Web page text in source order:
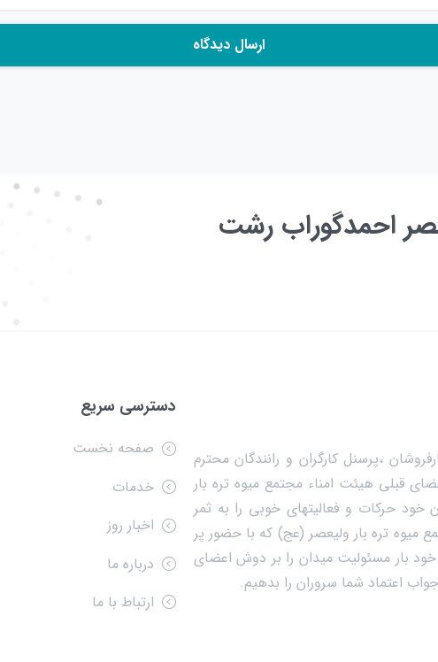
احمدگوراب رشت
،پرسنل کارگران و رانندگان محترم
قبلی هیئت امناء مجتمع میوه تره بار
حرکات و فعالیتهای خوبی را به ثمر
میوه تره بار ولیعصر (عج) که با حضور پر
با آراء تعیین کننده خود بار مسئولیت میدان را بر دوش اعضای
جواب اعتماد شما سروران را بدهیم.
دسترسی سریع
صفحه نخست
خدمات
اخبار روز
درباره ما
ارتباط با ما